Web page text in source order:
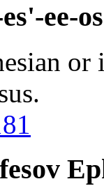
ee-os